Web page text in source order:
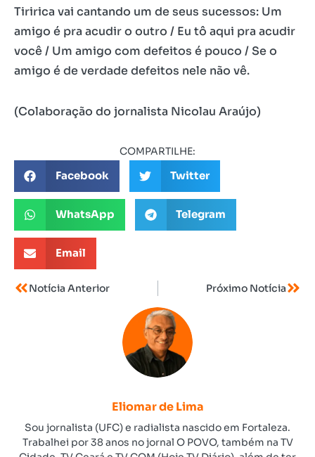
Tiririca vai cantando um de seus sucessos: Um
amigo é pra acudir o outro / Eu tô aqui pra acudir
você / Um amigo com defeitos é pouco / Se o
amigo é de verdade defeitos nele não vê.
(Colaboração do jornalista Nicolau Araújo)
COMPARTILHE:
Facebook Twitter
WhatsApp Telegram
Email
Notícia Anterior Próximo Notícia
Eliomar de Lima
Sou jornalista (UFC) e radialista nascido em Fortaleza.
Trabalhei por 38 anos no jornal O POVO, também na TV